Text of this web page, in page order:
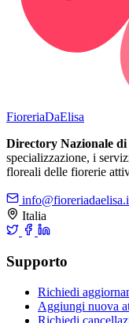
FioreriaDaElisa
Directory Nazionale
specializzazione, i
floreali delle fiorerie
Italia
Supporto
Richiedi
Aggiungi nuova
Richiedi